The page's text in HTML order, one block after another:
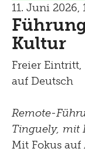
11. Juni 2026,
Kultur
Freier Eintritt,
auf Deutsch
Remote-
Tinguely, mit
Mit Fokus auf